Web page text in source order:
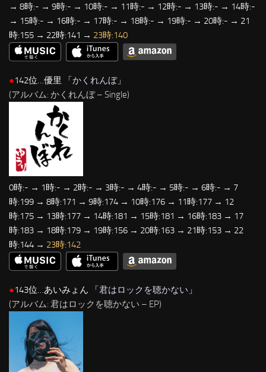
→ 8時:- → 9時:- → 10時:- → 11時:- → 12時:- → 13時:- → 14時:-
→ 15時:- → 16時:- → 17時:- → 18時:- → 19時:- → 20時:- → 21
時:155 → 22時:141 → 23時:140
●142位…優里 「かくれんぼ」
(アルバム: かくれんぼ – Single)
0時:- → 1時:- → 2時:- → 3時:- → 4時:- → 5時:- → 6時:- → 7
時:199 → 8時:171 → 9時:174 → 10時:176 → 11時:177 → 12
時:175 → 13時:177 → 14時:181 → 15時:181 → 16時:183 → 17
時:183 → 18時:179 → 19時:156 → 20時:163 → 21時:153 → 22
時:144 → 23時:142
●143位…あいみょん 「君はロックを聴かない 」
(アルバム: 君はロックを聴かない – EP)